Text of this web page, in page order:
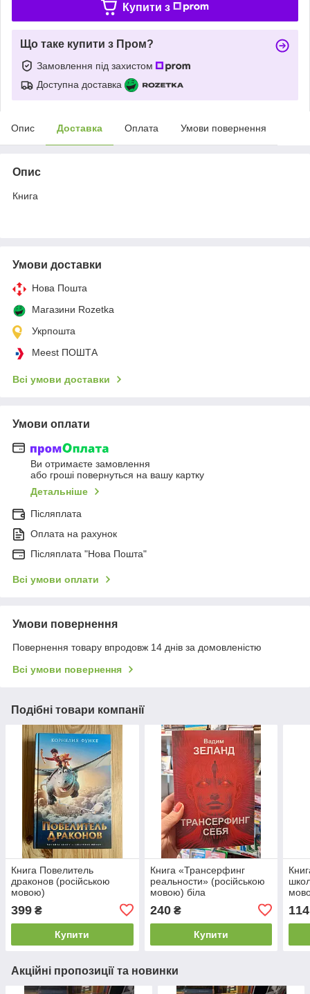
Купити з
Що таке купити з Пром?
Замовлення під захистом
Доступна доставка
Опис Доставка Оплата Умови повернення
Опис
Книга
Умови доставки
Нова Пошта
Магазини Rozetka
Укрпошта
Meest ПОШТА
Всі умови доставки
Умови оплати
Ви отримаєте замовлення
або гроші повернуться на вашу картку
Детальніше
Післяплата
Оплата на рахунок
Післяплата "Нова Пошта"
Всі умови оплати
Умови повернення
Повернення товару впродовж 14 днів за домовленістю
Всі умови повернення
Подібні товари компанії
Книга Повелитель
драконов (російською
мовою)
399 ₴
Купити
Книга «Трансерфинг
реальности» (російською
мовою) біла
240₴
Купити
114
Акційні пропозиції та новинки